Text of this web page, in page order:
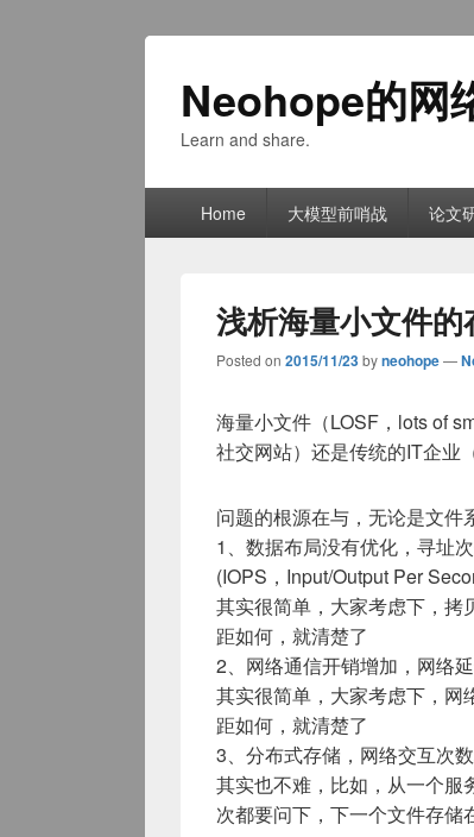
Neohope的网
Learn and share.
Home 大模型前哨战 论文
浅析海量小文件的
Posted on 2015/11/23byneohope—
海量小文件（LOSF，lots of
社交网站）还是传统的IT企业
问题的根源在与，无论是文
1、数据布局没有优化，寻址
(IOPS，Input/Output Per
其实很简单，大家考虑下，拷
距如何，就清楚了
2、网络通信开销增加，网络
其实很简单，大家考虑下，网
距如何，就清楚了
3、分布式存储，网络交互次
其实也不难，比如，从一个
次都要问下，下一个文件存储